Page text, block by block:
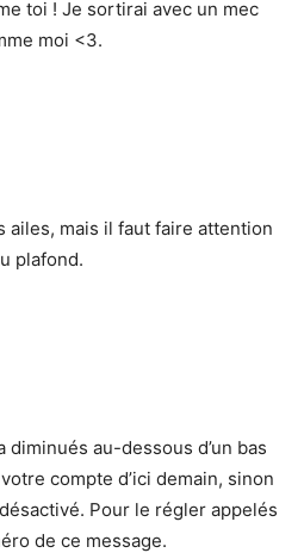
toi ! Je sortirai avec un mec
moi <3.
ailes, mais il faut faire attention
plafond.
diminués au-dessous d’un bas
compte d’ici demain, sinon
Pour le régler appelés
de ce message.